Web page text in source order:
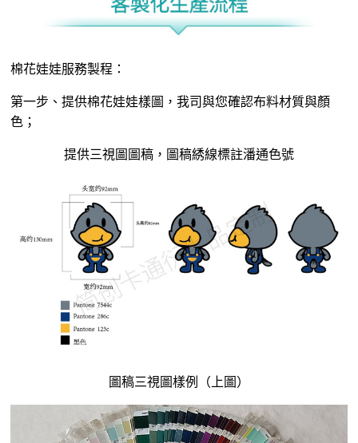
棉花娃娃服務製程：
第一步、提供棉花娃娃樣圖，我司與您確認布料材質與顏
色；
提供三視圖圖稿，圖稿綉線標註潘通色號
圖稿三視圖樣例（上圖）